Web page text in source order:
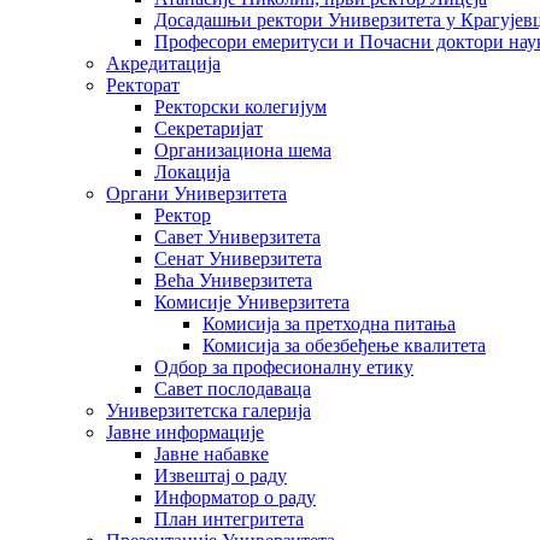
Досадашњи ректори Универзитета у
Професори емеритуси и Почасни доктори
Акредитација
Ректорат
Ректорски колегијум
Секретаријат
Организациона шема
Локација
Органи Универзитета
Ректор
Савет Универзитета
Сенат Универзитета
Већа Универзитета
Комисије Универзитета
Комисија за претходна питања
Комисија за обезбеђење квалитета
Одбор за професионалну етику
Савет послодаваца
Универзитетска галерија
Јавне информације
Јавне набавке
Извештај о раду
Информатор о раду
План интегритета